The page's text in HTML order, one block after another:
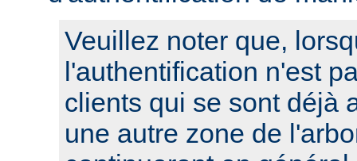
Veuillez noter que,
l'authentification n'est
clients qui se sont déjà
une autre zone de